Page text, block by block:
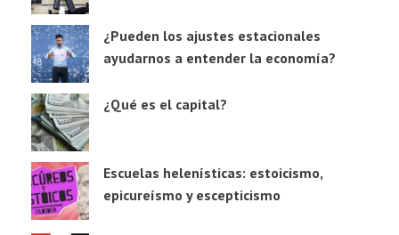
¿Pueden los ajustes estacionales
ayudarnos a entender la economía?
¿Qué es el capital?
Escuelas helenísticas: estoicismo,
epicureísmo y escepticismo